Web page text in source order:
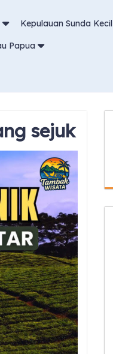
Kepulauan Sunda Kecil
Papua
sejuk